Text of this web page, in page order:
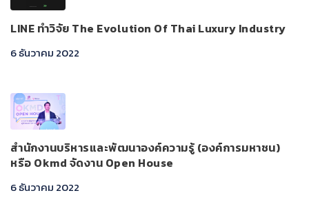
LINE ทำวิจัย The Evolution Of Thai Luxury Industry
6 ธันวาคม 2022
สำนักงานบริหารและพัฒนาองค์ความรู้ (องค์การมหาชน)
หรือ Okmd จัดงาน Open House
6 ธันวาคม 2022